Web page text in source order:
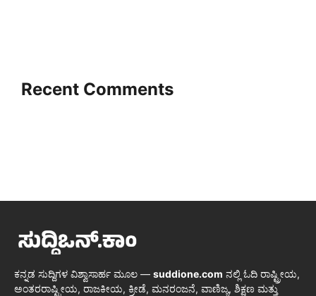
Recent Comments
ಕನ್ನಡ ಸುದ್ದಿಗಳ ವಿಶ್ವಾಸಾರ್ಹ ಮೂಲ — suddione.com ನಲ್ಲಿ ಓದಿ ರಾಷ್ಟ್ರೀಯ,
ಅಂತರರಾಷ್ಟ್ರೀಯ, ರಾಜಕೀಯ, ಕ್ರೀಡೆ, ಮನರಂಜನೆ, ವಾಣಿಜ್ಯ, ಶಿಕ್ಷಣ ಮತ್ತು